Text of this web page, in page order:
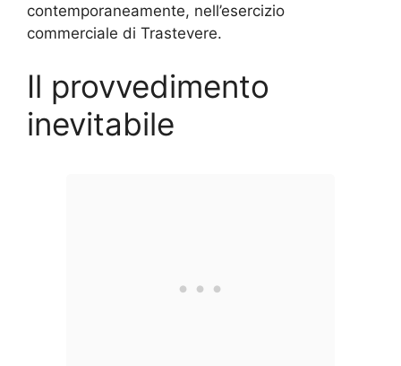
contemporaneamente, nell’esercizio
commerciale di Trastevere.
Il provvedimento
inevitabile